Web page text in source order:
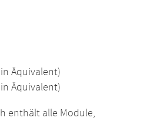
Äquivalent)
Äquivalent)
enthält alle Module,